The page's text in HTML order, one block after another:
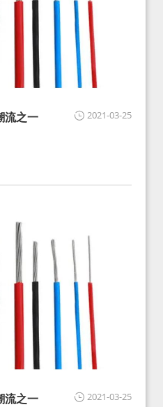
2021-03-25
流之一
2021-03-25
流之一